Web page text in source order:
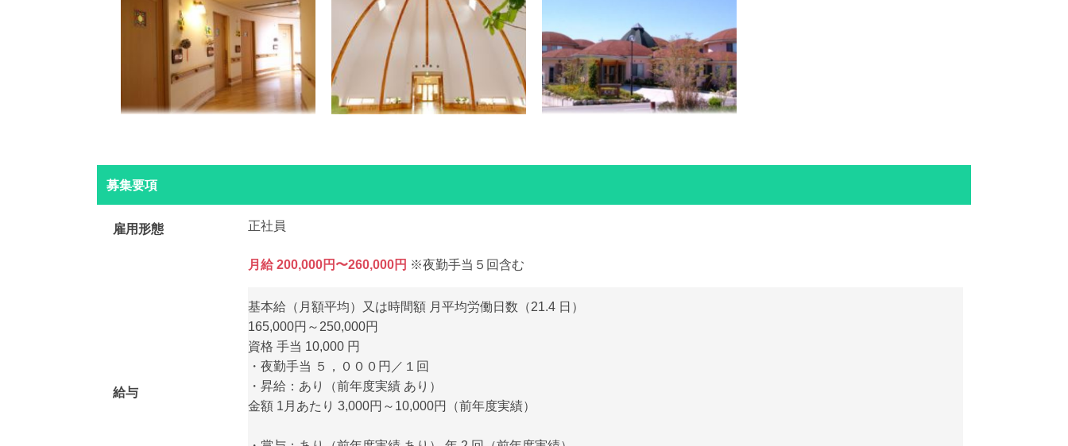
募集要項
雇用形態 正社員
給与
月給 200,000円〜260,000円 ※夜勤手当５回含む
基本給（月額平均）又は時間額 月平均労働日数（21.4 日）
165,000円～250,000円
資格 手当 10,000 円
・夜勤手当 ５，０００円／１回
・昇給：あり（前年度実績 あり）
金額 1月あたり 3,000円～10,000円（前年度実績）